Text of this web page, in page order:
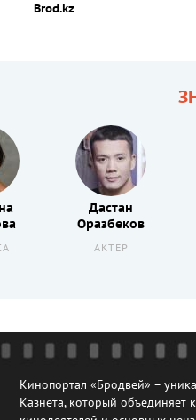
Brod.kz
Дастан
Оразбеков
АКТЕР
Кинопортал «Бродвей» –
Казнета, который объединяет